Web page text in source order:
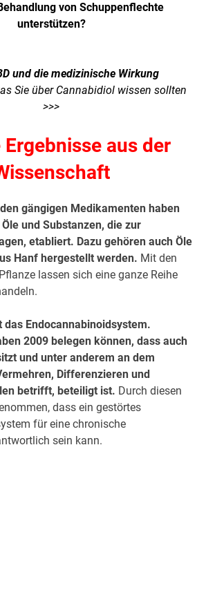
von Schuppenflechte
unterstützen?
und die medizinische Wirkung
Sie über Cannabidiol wissen sollten
>>>
aus der
gängigen Medikamenten haben
und Substanzen, die zur
etabliert. Dazu gehören auch Öle
Hanf hergestellt werden. Mit den
lassen sich eine ganze Reihe
das Endocannabinoidsystem.
2009 belegen können, dass auch
und unter anderem an dem
Differenzieren und
betrifft, beteiligt ist. Durch diesen
dass ein gestörtes
für eine chronische
sein kann.